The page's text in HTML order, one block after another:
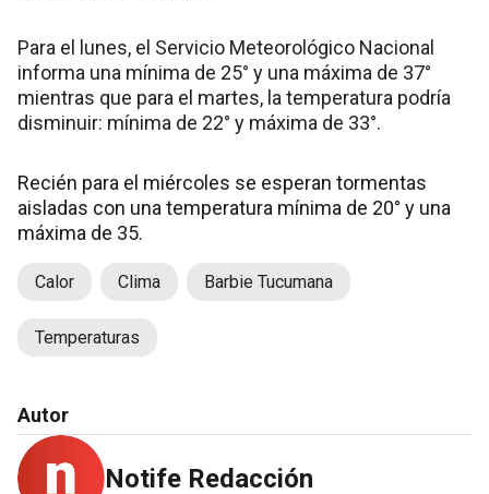
Para el lunes, el Servicio Meteorológico Nacional
informa una mínima de 25° y una máxima de 37°
mientras que para el martes, la temperatura podría
disminuir: mínima de 22° y máxima de 33°.
Recién para el miércoles se esperan tormentas
aisladas con una temperatura mínima de 20° y una
máxima de 35.
Calor Clima Barbie Tucumana
Temperaturas
Autor
Notife Redacción